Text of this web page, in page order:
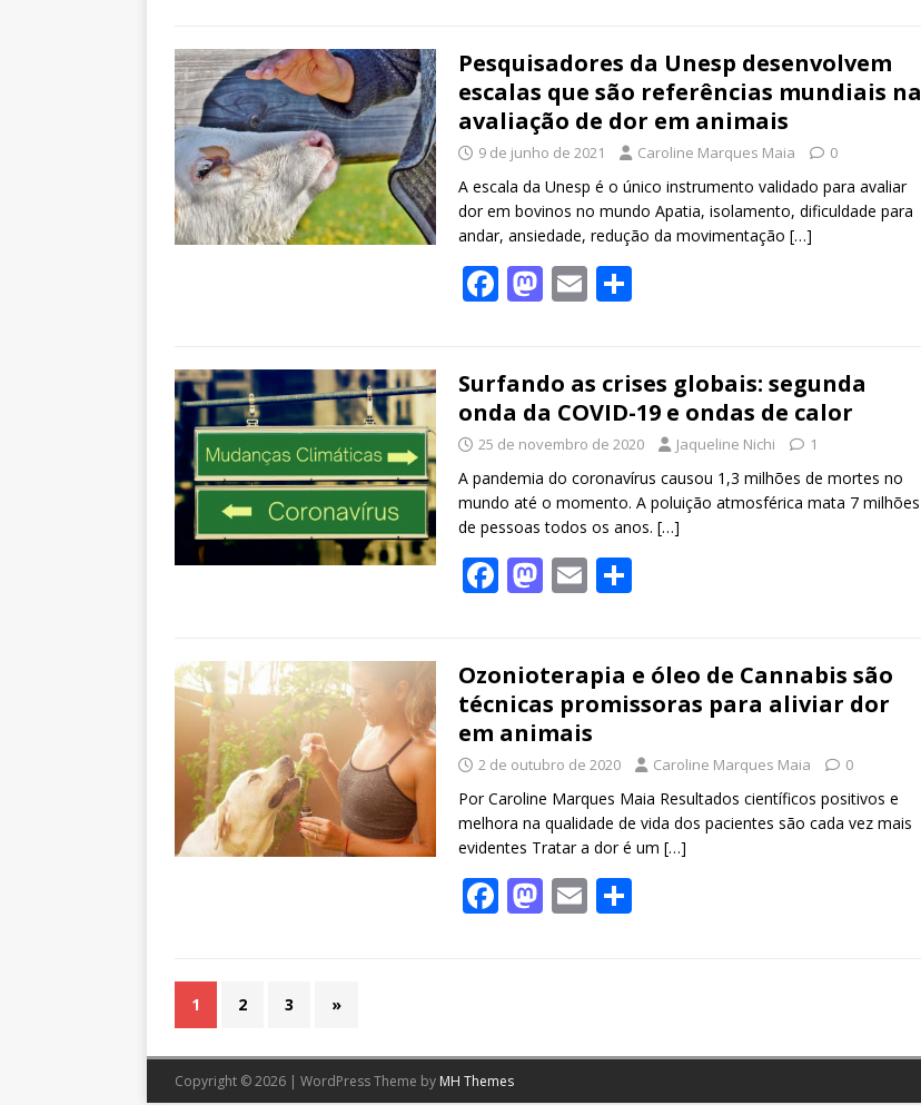
b
o
o
k
d
o
n
l e
Pesquisadores da Unesp desenvolvem
escalas que são referências mundiais na
avaliação de dor em animais
9 de junho de 2021 Caroline Marques Maia 0
A escala da Unesp é o único instrumento validado para avaliar
dor em bovinos no mundo Apatia, isolamento, dificuldade para
andar, ansiedade, redução da movimentação […]
F
b
o
o
k
M
d
o
n
E
l e
Surfando as crises globais: segunda
onda da COVID-19 e ondas de calor
25 de novembro de 2020 Jaqueline Nichi 1
A pandemia do coronavírus causou 1,3 milhões de mortes no
mundo até o momento. A poluição atmosférica mata 7 milhões
de pessoas todos os anos. […]
F
b
o
o
k
M
d
o
n
E
l e
Ozonioterapia e óleo de Cannabis são
técnicas promissoras para aliviar dor
em animais
2 de outubro de 2020 Caroline Marques Maia 0
Por Caroline Marques Maia Resultados científicos positivos e
melhora na qualidade de vida dos pacientes são cada vez mais
evidentes Tratar a dor é um […]
F
o
M
n
E
1 2 3 »
Copyright © 2026 | WordPress Theme by MH Themes